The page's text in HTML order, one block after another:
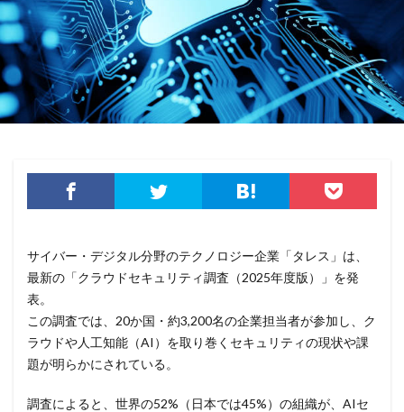
ダークトレース
ダークネット市場
タイポスクワッティング
ダイレクトメール
ダウンロード
ダブルチェック
タリン・メカニズム
チェック
チェックポイント
チャットワーク
ツール
データ
データフォレンジック
テレマティクス
テレワーク
テレワークセミナー
テレワークのセキュリティ
どうなる
ドッペルゲンガードメイン
ドメイン
ドメイン名ハイジャック
トヨタ
トラフィック
トレーディングボット
トロイの木馬
ドン・キホーテ
なりすまし
サイバー・デジタル分野のテクノロジー企業「タレス」は、
最新の「クラウドセキュリティ調査（2025年度版）」を発
表。
この調査では、20か国・約3,200名の企業担当者が参加し、ク
ラウドや人工知能（AI）を取り巻くセキュリティの現状や課
題が明らかにされている。
調査によると、世界の52%（日本では45%）の組織が、AIセ